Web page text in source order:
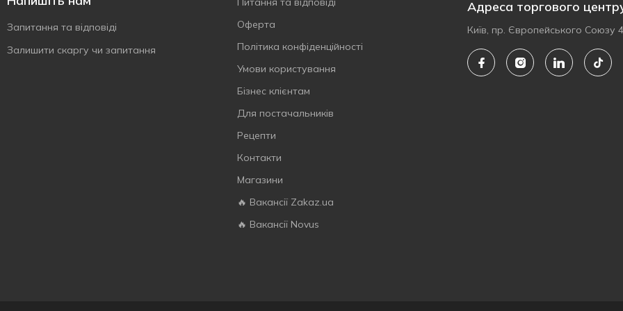
Запитання та відповіді
Залишити скаргу чи запитання
Оферта
Політика конфіденційності
Умови користування
Бізнес клієнтам
Для постачальників
Рецепти
Контакти
Магазини
🔥 Вакансії Zakaz.ua
🔥 Вакансії Novus
Адреса торгового
Київ, пр. Європейського Союзу